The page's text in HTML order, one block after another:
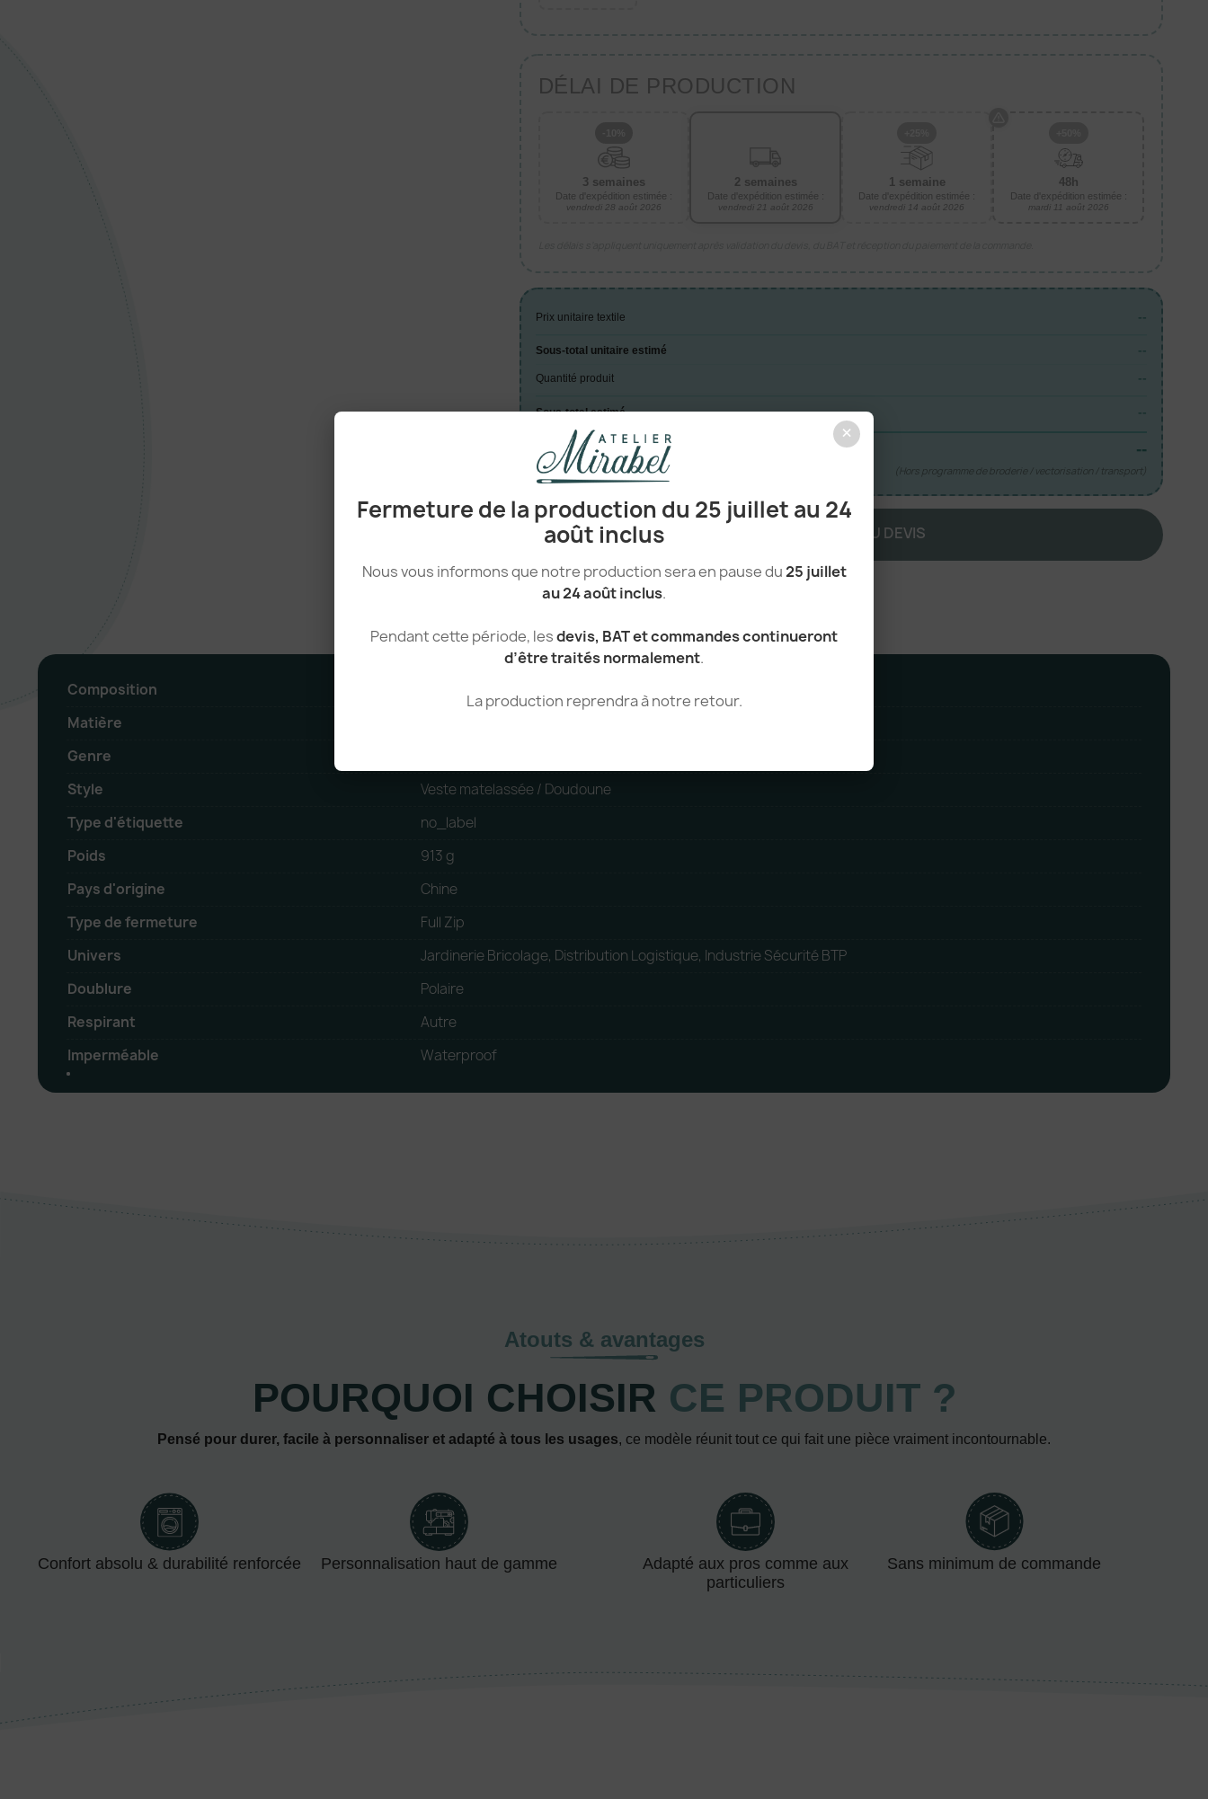
×
Fermeture de la production du 25 juillet au 24
août inclus
Nous vous informons que notre production sera en pause du25 juillet
au 24 août inclus.
Pendant cette période, lesdevis, BAT et commandes continueront
d’être traités normalement.
La production reprendra à notre retour.
DÉLAI DE PRODUCTION
3 semaines
Date d'expédition estimée :
vendredi 28 août 2026
2 semaines
Date d'expédition estimée :
vendredi 21 août 2026
1 semaine
Date d'expédition estimée :
vendredi 14 août 2026
48h
Date d'expédition estimée :
mardi 11 août 2026
Prix unitaire textile --
Sous-total unitaire estimé --
Quantité produit --
Sous-total estimé --
TOTAL ESTIMÉ --
(Hors programme de broderie / vectorisation / transport)
AJOUTER AU DEVIS
Composition
Matière
Genre
Style
Veste matelassée / Doudoune
Type d'étiquette
no_label
Poids
913 g
Pays d'origine
Chine
Type de fermeture
Full Zip
Univers
Jardinerie Bricolage, Distribution Logistique, Industrie Sécurité BTP
Doublure
Polaire
Respirant
Autre
Imperméable
Waterproof
Atouts & avantages
POURQUOI CHOISIR CE PRODUIT ?
Pensé pour durer, facile à personnaliser et adapté à tous les usages, ce modèle réunit tout ce qui fait une pièce vraiment incontournable.
Confort absolu & durabilité renforcée Personnalisation haut de gamme
Adapté aux pros comme aux
particuliers
Sans minimum de commande